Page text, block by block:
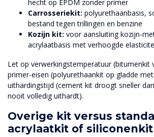
hecht op EPDM zonder primer
Carrosseriekit: polyurethaanbasis,
bestand tegen trillingen en benzine
Kozijn kit: voor aansluiting kozijn-
acrylaatbasis met verhoogde
Let op verwerkingstemperatuur (bitumenkit
primer-eisen (polyurethaankit op gladde
uithardingstijd (cement kit droogt sneller
nooit volledig uithardt).
Overige kit versus
acrylaatkit of siliconenkit